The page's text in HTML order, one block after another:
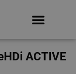
ACTIVE